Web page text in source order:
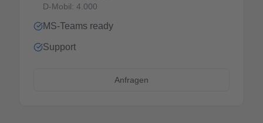
D-Mobil: 4.000
MS-Teams ready
Support
Anfragen